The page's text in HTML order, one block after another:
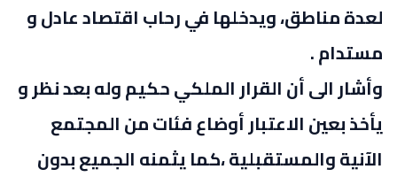
لعدة مناطق، ويدخلها في رحاب اقتصاد عادل و
مستدام .
وأشار الى أن القرار الملكي حكيم وله بعد نظر و
يأخذ بعين الاعتبار أوضاع فئات من المجتمع
الآنية والمستقبلية ،كما يثمنه الجميع بدون